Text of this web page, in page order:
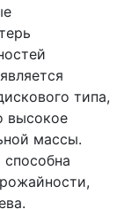
типа,
высокое
массы.
способна